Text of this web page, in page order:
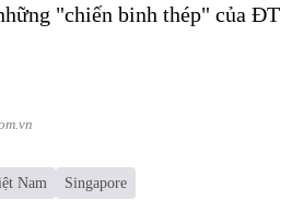
"chiến binh thép" của ĐT
Nam Singapore